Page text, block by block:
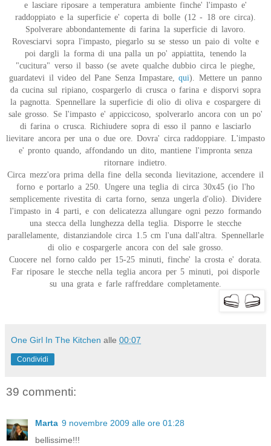
e lasciare riposare a temperatura ambiente finche' l'impasto e'
raddoppiato e la superficie e' coperta di bolle (12 - 18 ore circa).
Spolverare abbondantemente di farina la superficie di lavoro.
Rovesciarvi sopra l'impasto, piegarlo su se stesso un paio di volte e
poi dargli la forma di una palla un po' appiattita, tenendo la
"cucitura" verso il basso (se avete qualche dubbio circa le pieghe,
guardatevi il video del Pane Senza Impastare,qui). Mettere un panno
da cucina sul ripiano, cospargerlo di crusca o farina e disporvi sopra
la pagnotta. Spennellare la superficie di olio di oliva e cospargere di
sale grosso. Se l'impasto e' appiccicoso, spolverarlo ancora con un po'
di farina o crusca. Richiudere sopra di esso il panno e lasciarlo
lievitare ancora per una o due ore. Dovra' circa raddoppiare. L'impasto
e' pronto quando, affondando un dito, mantiene l'impronta senza
ritornare indietro.
Circa mezz'ora prima della fine della seconda lievitazione, accendere il
forno e portarlo a 250. Ungere una teglia di circa 30x45 (io l'ho
semplicemente rivestita di carta forno, senza ungerla d'olio). Dividere
l'impasto in 4 parti, e con delicatezza allungare ogni pezzo formando
una stecca della lunghezza della teglia. Disporre le stecche
parallelamente, distanziandole circa 1.5 cm l'una dall'altra. Spennellarle
di olio e cospargerle ancora con del sale grosso.
Cuocere nel forno caldo per 15-25 minuti, finche' la crosta e' dorata.
Far riposare le stecche nella teglia ancora per 5 minuti, poi disporle
su una grata e farle raffreddare completamente.
One Girl In The Kitchen alle 00:07
Condividi
39 commenti:
Marta 9 novembre 2009 alle ore 01:28
bellissime!!!